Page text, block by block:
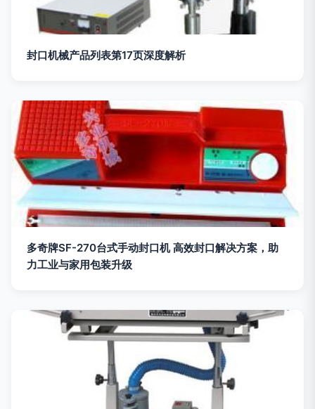
封口机械产品列表第17页深度解析
多奇牌SF-270台式手动封口机 高效封口解决方案，助
力工业与家用包装升级